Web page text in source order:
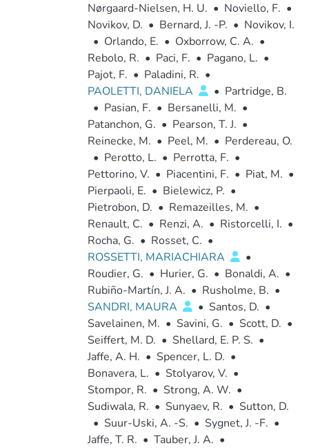
Nørgaard-Nielsen, H. U. • Noviello, F. •
Novikov, D. • Bernard, J. -P. • Novikov, I.
• Orlando, E. • Oxborrow, C. A. •
Rebolo, R. • Paci, F. • Pagano, L. •
Pajot, F. • Paladini, R. •
PAOLETTI, DANIELA
• Partridge, B.
• Pasian, F. • Bersanelli, M. •
Patanchon, G. • Pearson, T. J. •
Reinecke, M. • Peel, M. • Perdereau, O.
• Perotto, L. • Perrotta, F. •
Pettorino, V. • Piacentini, F. • Piat, M. •
Pierpaoli, E. • Bielewicz, P. •
Pietrobon, D. • Remazeilles, M. •
Renault, C. • Renzi, A. • Ristorcelli, I. •
Rocha, G. • Rosset, C. •
ROSSETTI, MARIACHIARA
•
Roudier, G. • Hurier, G. • Bonaldi, A. •
Rubiño-Martín, J. A. • Rusholme, B. •
SANDRI, MAURA
• Santos, D. •
Savelainen, M. • Savini, G. • Scott, D. •
Seiffert, M. D. • Shellard, E. P. S. •
Jaffe, A. H. • Spencer, L. D. •
Bonavera, L. • Stolyarov, V. •
Stompor, R. • Strong, A. W. •
Sudiwala, R. • Sunyaev, R. • Sutton, D.
• Suur-Uski, A. -S. • Sygnet, J. -F. •
Jaffe, T. R. • Tauber, J. A. •